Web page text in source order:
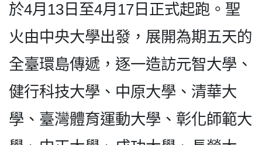
於4月13日至4月17日正式起跑。聖
火由中央大學出發，展開為期五天的
全臺環島傳遞，逐一造訪元智大學、
健行科技大學、中原大學、清華大
學、臺灣體育運動大學、彰化師範大